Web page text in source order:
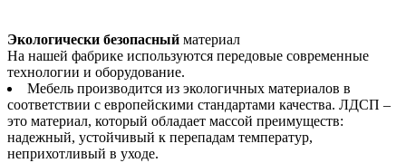
Экологически безопасный материал
На нашей фабрике используются передовые современные
технологии и оборудование.
Мебель производится из экологичных материалов в
соответствии с европейскими стандартами качества. ЛДСП –
это материал, который обладает массой преимуществ:
надежный, устойчивый к перепадам температур,
неприхотливый в уходе.